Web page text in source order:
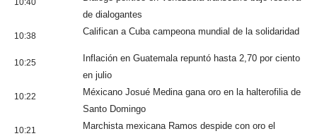
10:40
de dialogantes
10:38 Califican a Cuba campeona mundial de la solidaridad
10:25
Inflación en Guatemala repuntó hasta 2,70 por ciento
en julio
10:22
Méxicano Josué Medina gana oro en la halterofilia de
Santo Domingo
10:21
Marchista mexicana Ramos despide con oro el